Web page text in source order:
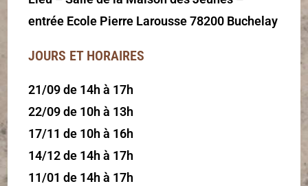
entrée Ecole Pierre Larousse 78200 Buchelay
JOURS ET HORAIRES
21/09 de 14h à 17h
22/09 de 10h à 13h
17/11 de 10h à 16h
14/12 de 14h à 17h
11/01 de 14h à 17h